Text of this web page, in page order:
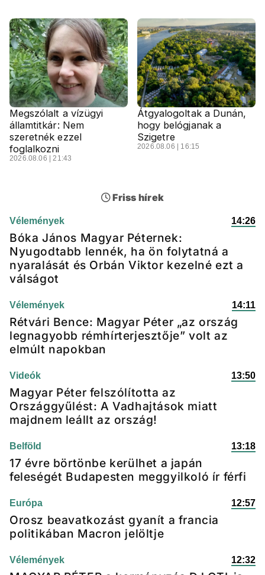
Megszólalt a vízügyi
államtitkár: Nem
szeretnék ezzel
foglalkozni
2026.08.06 | 21:43
Átgyalogoltak a Dunán,
hogy belógjanak a
Szigetre
2026.08.06 | 16:15
Friss hírek
Vélemények 14:26
Bóka János Magyar Péternek:
Nyugodtabb lennék, ha ön folytatná a
nyaralását és Orbán Viktor kezelné ezt a
válságot
Vélemények 14:11
Rétvári Bence: Magyar Péter „az ország
legnagyobb rémhírterjesztője” volt az
elmúlt napokban
Videók 13:50
Magyar Péter felszólította az
Országgyűlést: A Vadhajtások miatt
majdnem leállt az ország!
Belföld 13:18
17 évre börtönbe kerülhet a japán
feleségét Budapesten meggyilkoló ír férfi
Európa 12:57
Orosz beavatkozást gyanít a francia
politikában Macron jelöltje
Vélemények 12:32